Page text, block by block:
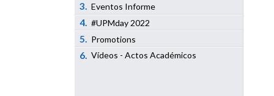
3. Eventos Informe
4. #UPMday 2022
5. Promotions
6. Vídeos - Actos Académicos